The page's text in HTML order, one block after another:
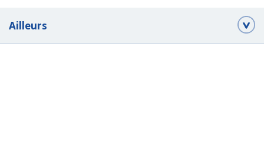
Ailleurs